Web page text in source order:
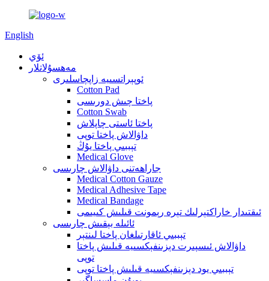
English
ئۆي
مەھسۇلاتلار
ئوپېراتسىيە زاپچاسلىرى
Cotton Pad
پاختا چىش دورىسى
Cotton Swab
پاختا ئاستى چاپلاش
داۋالاش پاختا توپى
تېببىي پاختا يۇڭ
Medical Glove
جاراھەتنى داۋالاش چارىسى
Medical Cotton Gauze
Medical Adhesive Tape
Medical Bandage
ئىقتىدار خاراكتېرلىك تېرە رېمونت قىلىش كىيىمى
ئائىلە بېقىش چارىسى
تېببىي ئاقارتىلغان پاختا لىنتېر
داۋالاش ئىسپىرت دېزىنفېكسىيە قىلىش پاختا
توپى
تېببىي يود دېزىنفېكسىيە قىلىش پاختا توپى